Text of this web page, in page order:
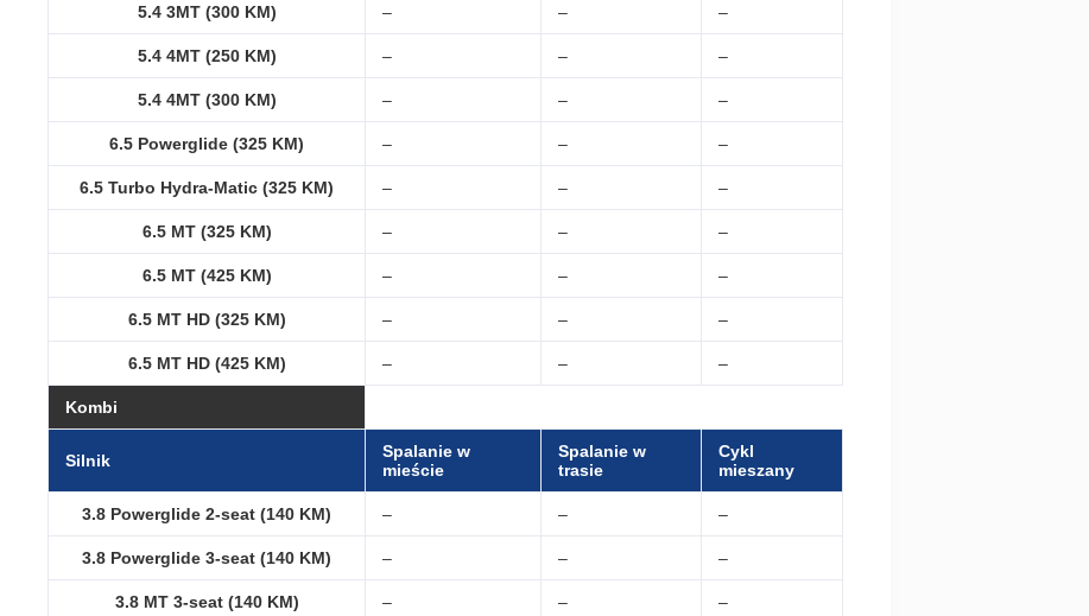
5.4 3MT (300 KM) – – –
5.4 4MT (250 KM) – – –
5.4 4MT (300 KM) – – –
6.5 Powerglide (325 KM) – – –
6.5 Turbo Hydra-Matic (325 KM) – – –
6.5 MT (325 KM) – – –
6.5 MT (425 KM) – – –
6.5 MT HD (325 KM) – – –
6.5 MT HD (425 KM) – – –
Kombi
Silnik
Spalanie w
mieście
Spalanie w
trasie
Cykl
mieszany
3.8 Powerglide 2-seat (140 KM) – – –
3.8 Powerglide 3-seat (140 KM) – – –
3.8 MT 3-seat (140 KM) – – –